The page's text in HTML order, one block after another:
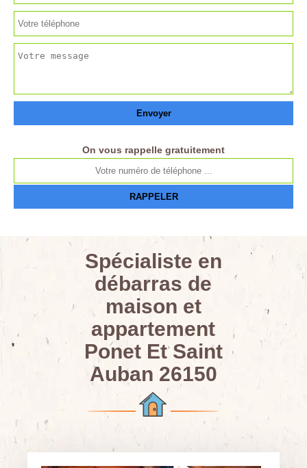
On vous rappelle gratuitement
Spécialiste en
débarras de
maison et
appartement
Ponet Et Saint
Auban 26150